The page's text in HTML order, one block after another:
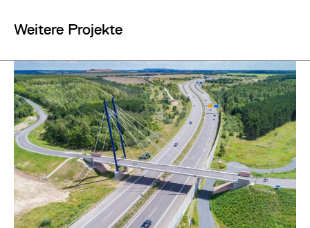
Weitere Projekte